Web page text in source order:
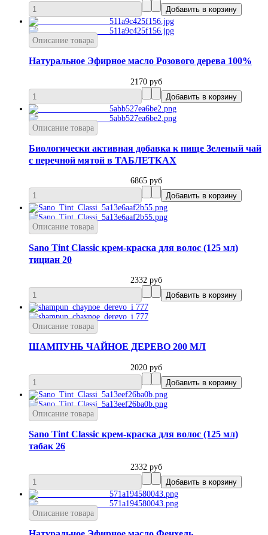
Описание товара
Натуральное Эфирное масло Розового дерева 100%
2170 руб
Описание товара
Биологически активная добавка к пище Зеленый чай
с перечной мятой в ТАБЛЕТКАХ
6865 руб
Описание товара
Sano Tint Classic крем-краска для волос (125 мл)
тициан 20
2332 руб
Описание товара
ШАМПУНЬ ЧАЙНОЕ ДЕРЕВО 200 МЛ
2020 руб
Описание товара
Sano Tint Classic крем-краска для волос (125 мл)
табак 26
2332 руб
Описание товара